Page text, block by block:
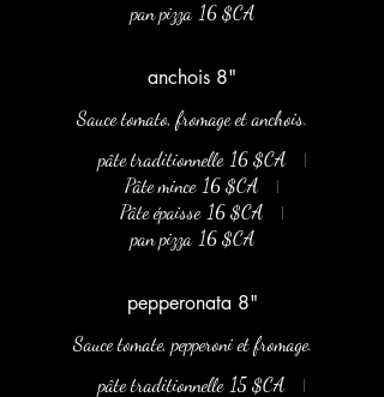
pan pizza 16 $CA
anchois 8"
Sauce tomato, fromage et anchois.
pâte traditionnelle 16 $CA
Pâte mince 16 $CA
Pâte épaisse 16 $CA
pan pizza 16 $CA
pepperonata 8"
Sauce tomate, pepperoni et fromage.
pâte traditionnelle 15 $CA